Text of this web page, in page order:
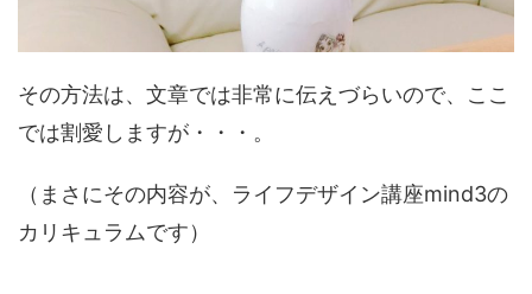
その方法は、文章では非常に伝えづらいので、ここ
では割愛しますが・・・。
（まさにその内容が、ライフデザイン講座mind3の
カリキュラムです）